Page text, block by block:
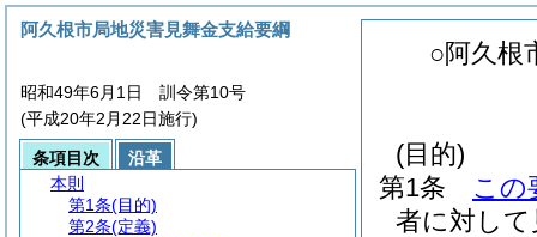
○阿久根
(目的)
第1条
この
者に対し
阿久根市局地災害見舞金支給要綱
昭和49年6月1日 訓令第10号
(平成20年2月22日施行)
条項目次
沿革
本則
第1条(目的)
第2条(定義)